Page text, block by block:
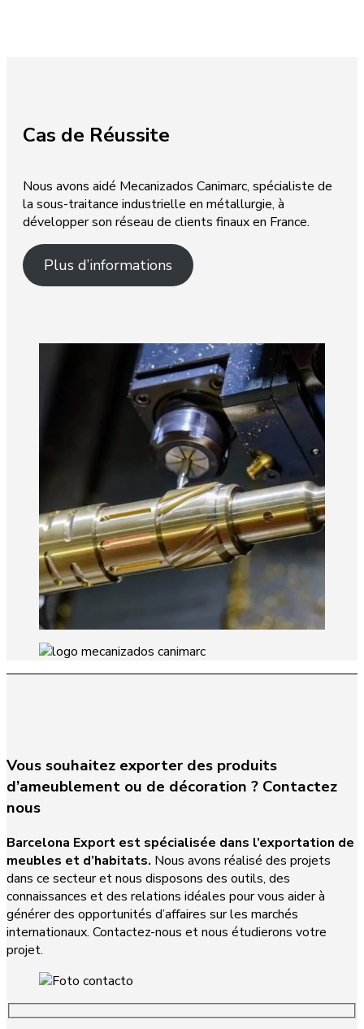
Cas de Réussite
Nous avons aidé Mecanizados Canimarc, spécialiste de
la sous-traitance industrielle en métallurgie, à
développer son réseau de clients finaux en France.
Plus d’informations
Vous souhaitez exporter des produits
d’ameublement ou de décoration ? Contactez
nous
Barcelona Export est spécialisée dans l’exportation de
meubles et d’habitats. Nous avons réalisé des projets
dans ce secteur et nous disposons des outils, des
connaissances et des relations idéales pour vous aider à
générer des opportunités d’affaires sur les marchés
internationaux. Contactez-nous et nous étudierons votre
projet.